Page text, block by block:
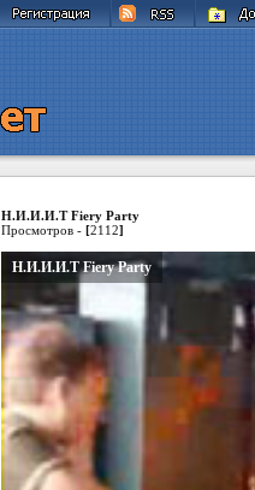
Н.И.И.И.Т Fiery Party
Просмотров - [2112]
Н.И.И.И.Т Fiery Party